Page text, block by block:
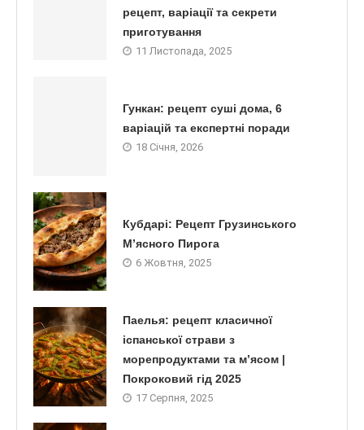
рецепт, варіації та секрети
приготування
11 Листопада, 2025
Гункан: рецепт суші дома, 6
варіацій та експертні поради
18 Січня, 2026
Кубдарі: Рецепт Грузинського
М’ясного Пирога
6 Жовтня, 2025
Паелья: рецепт класичної
іспанської страви з
морепродуктами та м’ясом |
Покроковий гід 2025
17 Серпня, 2025